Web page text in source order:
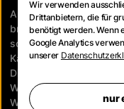
Ausgespielt wird die
breitflächig über TV,
sowie diverse
Kampagne ist die
Display-Bereich. Über
Wettquoten-API werden
Werbemittel eingespielt.
Wir verwenden
Drittanbietern, die für
benötigt werden. Wenn
Google Analytics
unserer
nur